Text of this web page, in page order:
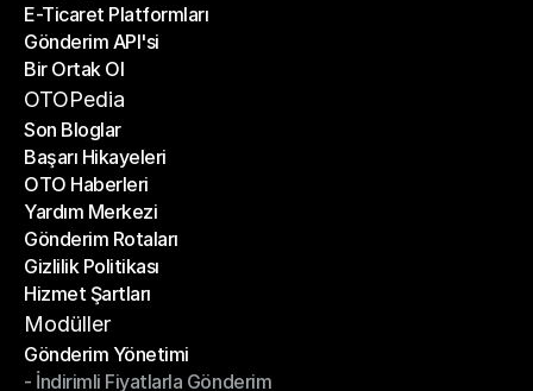
Kargo Şirketleri
E-Ticaret Platformları
E-Ticaret Platformları
Gönderim API'si
Gönderim API'si
Bir Ortak Ol
Bir Ortak Ol
OTOPedia
Son Bloglar
Son Bloglar
Başarı Hikayeleri
Başarı Hikayeleri
OTO Haberleri
OTO Haberleri
Yardım Merkezi
Yardım Merkezi
Gönderim Rotaları
Gönderim Rotaları
Gizlilik Politikası
Gizlilik Politikası
Hizmet Şartları
Hizmet Şartları
Modüller
Gönderim Yönetimi
Gönderim Yönetimi
- İndirimli Fiyatlarla Gönderim